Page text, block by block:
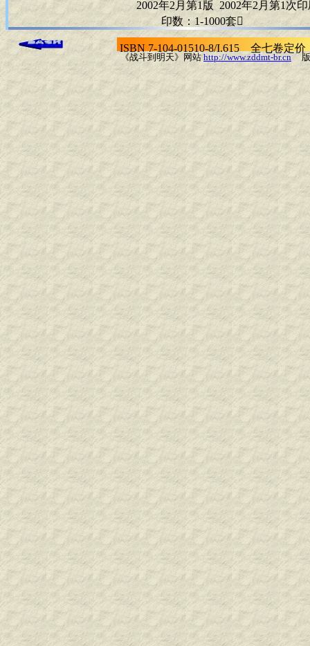
《战斗到明天》网站http://www.zddmt-br.cn版
2002年2月第1版 2002年2月第1次印
印数：1-1000套
ISBN 7-104-01510-8/I.615 全七卷定价